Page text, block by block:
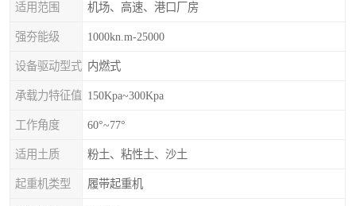
适用范围 机场、高速、港口厂房
强夯能级 1000kn.m-25000
设备驱动型式 内燃式
承载力特征值 150Kpa~300Kpa
工作角度 60°~77°
适用土质 粉土、粘性土、沙土
起重机类型 履带起重机